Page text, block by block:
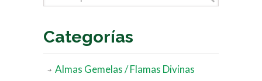
Categorías
Almas Gemelas / Flamas Divinas